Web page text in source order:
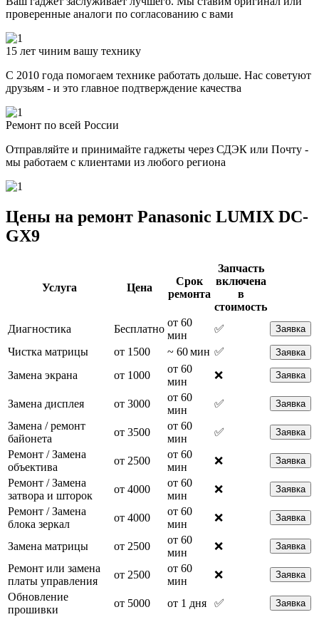
проверенные аналоги по согласованию с вами
15 лет чиним вашу технику
С 2010 года помогаем технике работать дольше. Нас советуют
друзьям - и это главное подтверждение качества
Ремонт по всей России
Отправляйте и принимайте гаджеты через СДЭК или Почту -
мы работаем с клиентами из любого региона
Цены на ремонт Panasonic LUMIX DC-
GX9
Услуга Цена
Срок
ремонта
Запчасть
включена
в
стоимость
Диагностика
Бесплатно
от 60
мин
✅ Заявка
Чистка матрицы от 1500 ~ 60 мин ✅ Заявка
Замена экрана от 1000
от 60
мин
❌ Заявка
Замена дисплея от 3000
от 60
мин
✅ Заявка
Замена / ремонт
байонета
от 3500
от 60
мин
✅ Заявка
Ремонт / Замена
объектива
от 2500
от 60
мин
❌ Заявка
Ремонт / Замена
затвора и шторок
от 4000
от 60
мин
❌ Заявка
Ремонт / Замена
блока зеркал
от 4000
от 60
мин
❌ Заявка
Замена матрицы от 2500
от 60
мин
❌ Заявка
Ремонт или замена
платы управления
от 2500
от 60
мин
❌ Заявка
Обновление
прошивки
от 5000 от 1 дня ✅ Заявка